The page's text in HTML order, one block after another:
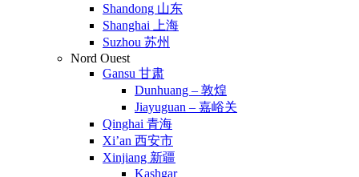
Shandong 山东
Shanghai 上海
Suzhou 苏州
Nord Ouest
Gansu 甘肃
Dunhuang – 敦煌
Jiayuguan – 嘉峪关
Qinghai 青海
Xi’an 西安市
Xinjiang 新疆
Kashgar